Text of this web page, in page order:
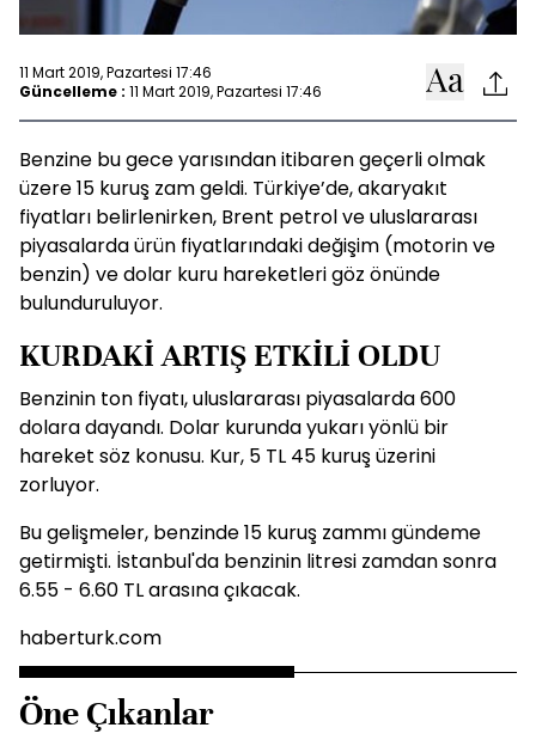
11 Mart 2019, Pazartesi 17:46
Güncelleme : 11 Mart 2019, Pazartesi 17:46
Benzine bu gece yarısından itibaren geçerli olmak
üzere 15 kuruş zam geldi. Türkiye’de, akaryakıt
fiyatları belirlenirken, Brent petrol ve uluslararası
piyasalarda ürün fiyatlarındaki değişim (motorin ve
benzin) ve dolar kuru hareketleri göz önünde
bulunduruluyor.
KURDAKİ ARTIŞ ETKİLİ OLDU
Benzinin ton fiyatı, uluslararası piyasalarda 600
dolara dayandı. Dolar kurunda yukarı yönlü bir
hareket söz konusu. Kur, 5 TL 45 kuruş üzerini
zorluyor.
Bu gelişmeler, benzinde 15 kuruş zammı gündeme
getirmişti. İstanbul'da benzinin litresi zamdan sonra
6.55 - 6.60 TL arasına çıkacak.
haberturk.com
Öne Çıkanlar